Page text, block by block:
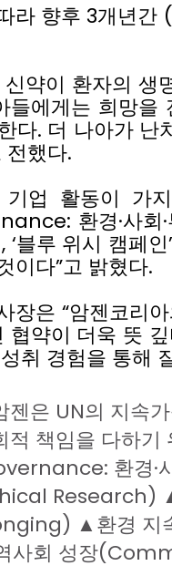
라 향후 3개년간
신약이 환자의 생
들에게는 희망을
다. 더 나아가 난
전했다.
기업 활동이 가
환경∙사회∙
, ‘블루 위시 캠페인’
이다”고 밝혔다.
장은 “암젠코리
협약이 더욱 뜻
성취 경험을 통해
젠은 UN의 지속
적 책임을 다하기
환경∙
Research)
▲환경 지
사회 성장